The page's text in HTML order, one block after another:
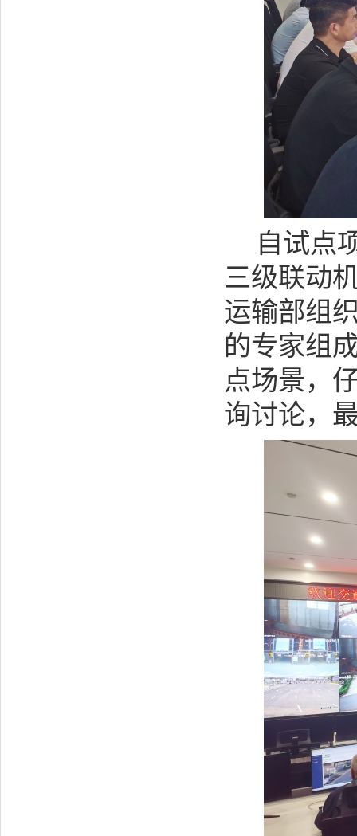
自试点
三级联动
运输部组
的专家组
点场景，
询讨论，